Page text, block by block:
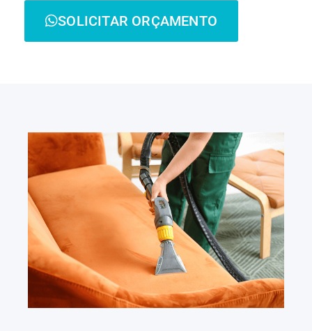
SOLICITAR ORÇAMENTO